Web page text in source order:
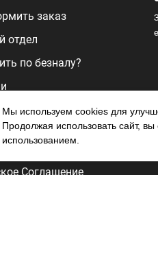
заказ
отдел
по безналу?
программы
центра
Соглашение
Мы используем cookies для
Продолжая использовать сайт,
использованием.